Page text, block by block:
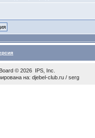
© 2026 IPS, Inc
на: djebel-club.ru / serg